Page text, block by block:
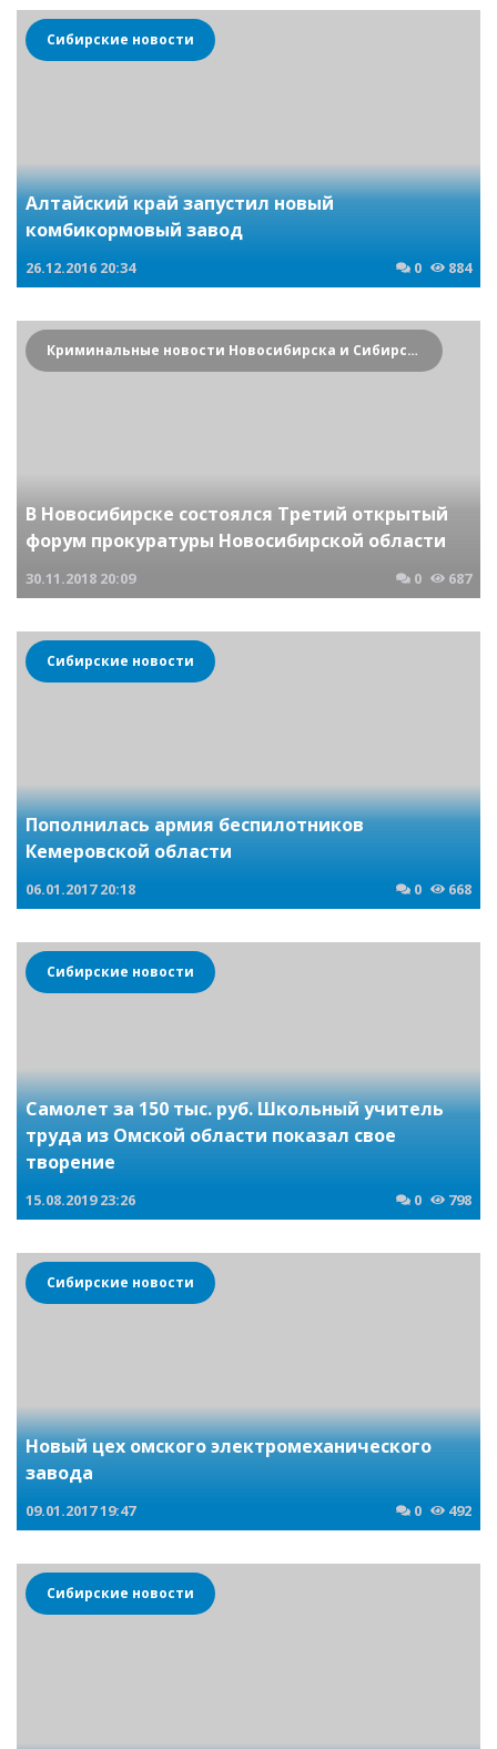
Сибирские новости
Алтайский край запустил новый
комбикормовый завод
26.12.2016 20:34 0 884
Криминальные новости Новосибирска и Сибирского региона
В Новосибирске состоялся Третий открытый
форум прокуратуры Новосибирской области
30.11.2018 20:09 0 687
Сибирские новости
Пополнилась армия беспилотников
Кемеровской области
06.01.2017 20:18 0 668
Сибирские новости
Самолет за 150 тыс. руб. Школьный учитель
труда из Омской области показал свое
творение
15.08.2019 23:26 0 798
Сибирские новости
Новый цех омского электромеханического
завода
09.01.201719:47 0 492
Сибирские новости